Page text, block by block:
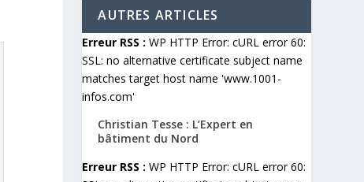
AUTRES ARTICLES
Erreur RSS : WP HTTP Error: cURL error 60:
SSL: no alternative certificate subject name
matches target host name 'www.1001-
infos.com'
Christian Tesse : L’Expert en
bâtiment du Nord
Erreur RSS : WP HTTP Error: cURL error 60: